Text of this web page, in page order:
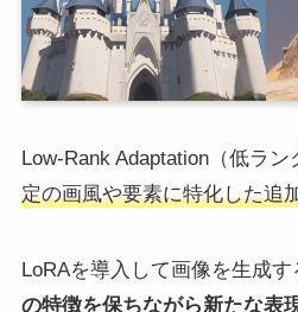
Low-Rank Adaptation（低ラン
定の画風や要素に特化した追
LoRAを導入して画像を生成す
の特徴を保ちながら新たな表